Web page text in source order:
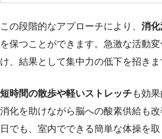
この段階的なアプローチにより、 消
を保つことができます。急激な活動
け、結果として集中力の低下を招きま
短時間の散歩や軽いストレッチも効
消化を助けながら脳への酸素供給も
日でも、室内でできる簡単な体操を